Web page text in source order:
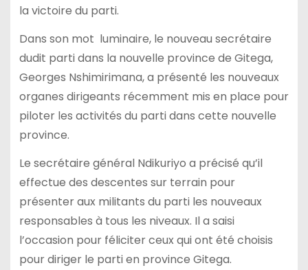
la victoire du parti.
Dans son mot luminaire, le nouveau secrétaire
dudit parti dans la nouvelle province de Gitega,
Georges Nshimirimana, a présenté les nouveaux
organes dirigeants récemment mis en place pour
piloter les activités du parti dans cette nouvelle
province.
Le secrétaire général Ndikuriyo a précisé qu’il
effectue des descentes sur terrain pour
présenter aux militants du parti les nouveaux
responsables à tous les niveaux. Il a saisi
l’occasion pour féliciter ceux qui ont été choisis
pour diriger le parti en province Gitega.